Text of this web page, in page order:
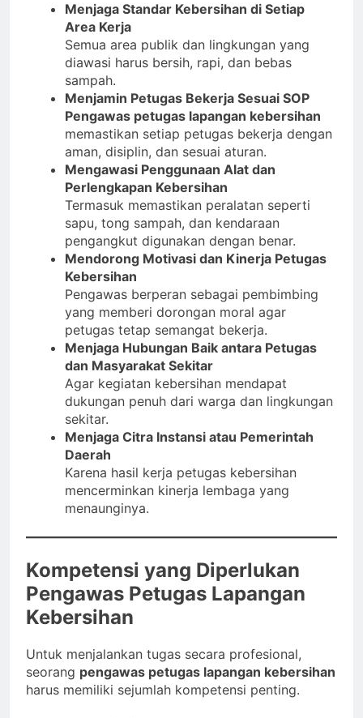
Menjaga Standar Kebersihan di Setiap
Area Kerja
Semua area publik dan lingkungan yang
diawasi harus bersih, rapi, dan bebas
sampah.
Menjamin Petugas Bekerja Sesuai SOP
Pengawas petugas lapangan kebersihan
memastikan setiap petugas bekerja dengan
aman, disiplin, dan sesuai aturan.
Mengawasi Penggunaan Alat dan
Perlengkapan Kebersihan
Termasuk memastikan peralatan seperti
sapu, tong sampah, dan kendaraan
pengangkut digunakan dengan benar.
Mendorong Motivasi dan Kinerja Petugas
Kebersihan
Pengawas berperan sebagai pembimbing
yang memberi dorongan moral agar
petugas tetap semangat bekerja.
Menjaga Hubungan Baik antara Petugas
dan Masyarakat Sekitar
Agar kegiatan kebersihan mendapat
dukungan penuh dari warga dan lingkungan
sekitar.
Menjaga Citra Instansi atau Pemerintah
Daerah
Karena hasil kerja petugas kebersihan
mencerminkan kinerja lembaga yang
menaunginya.
Kompetensi yang Diperlukan
Pengawas Petugas Lapangan
Kebersihan
Untuk menjalankan tugas secara profesional,
seorang pengawas petugas lapangan kebersihan
harus memiliki sejumlah kompetensi penting.